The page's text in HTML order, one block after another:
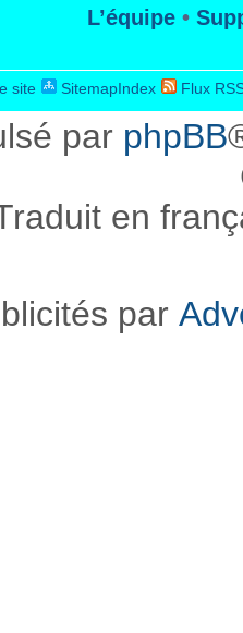
L’équipe •
site SitemapIndex Flux
par phpBB
en
par